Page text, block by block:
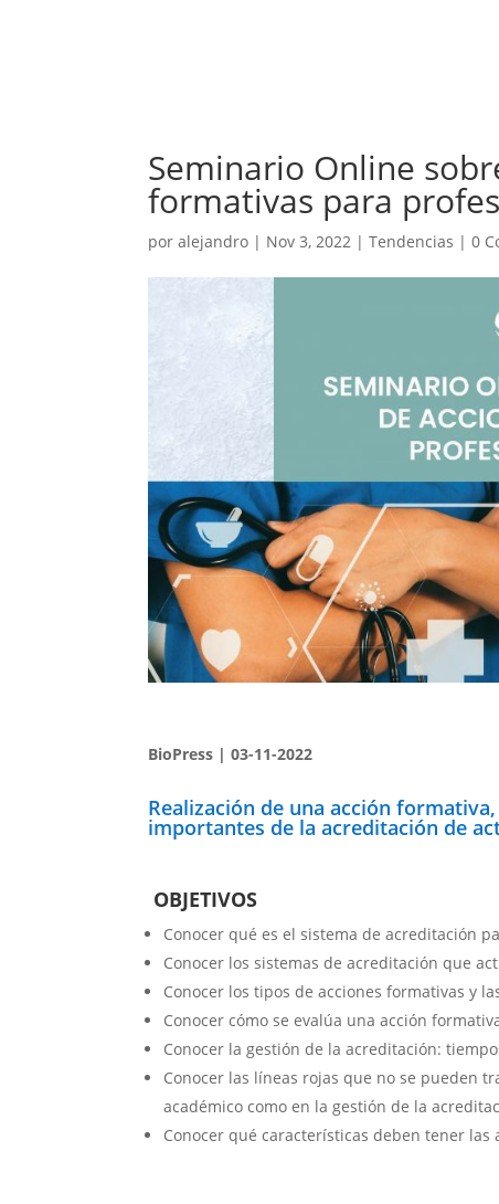
Seminario Online
formativas para
poralejandro | Nov 3, 2022 |Tendencias |0
BioPress | 03-11-2022
Realización de una acción
importantes de la acreditación de
OBJETIVOS
Conocer qué es el sistema de acreditación
Conocer los sistemas de acreditación que
Conocer los tipos de acciones formativas y
Conocer cómo se evalúa una acción
Conocer la gestión de la acreditación:
Conocer las líneas rojas que no se pueden
académico como en la gestión de la
Conocer qué características deben tener